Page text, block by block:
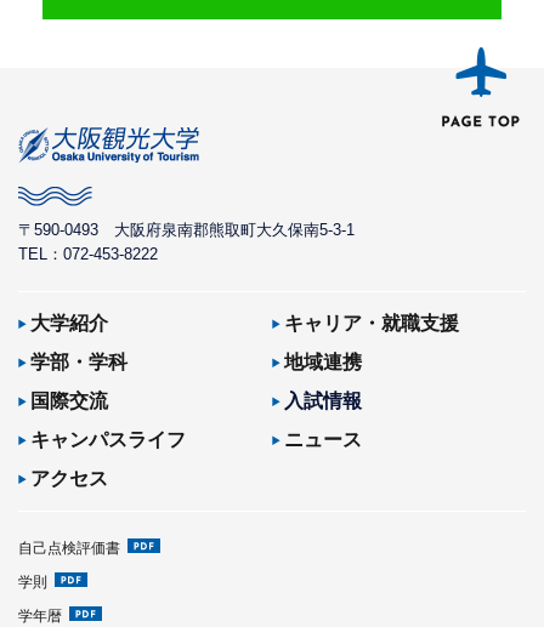
〒590-0493 大阪府泉南郡熊取町大久保南5-3-1
TEL：072-453-8222
大学紹介
キャリア・就職支援
学部・学科
地域連携
国際交流
入試情報
キャンパスライフ
ニュース
アクセス
自己点検評価書
学則
学年暦